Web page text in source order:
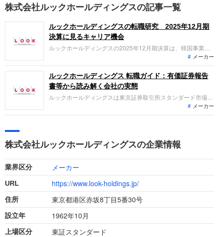
株式会社ルックホールディングスの記事一覧
ルックホールディングスの転職研究 2025年12月期
決算に見るキャリア機会
ルックホールディングスの2025年12月期決算は、韓国事業の
苦戦により減収減益。一方、国内主力ブランドは堅調で、
2026年からは新ブランド「スール」展開やアジアへの販路拡
大を計画しています。「なぜ今、ルックホールディングスなの
か？」、転職者がどの事業でどんな役割を担えるのか、最新実
績から整理します。
メーカー
ルックホールディングス 転職ガイド：有価証券報告
書等から読み解く会社の実態
ルックホールディングスは東京証券取引所スタンダード市場に
上場し、アパレル関連、生産及びOEM、物流事業を展開して
います。主力のアパレル事業ではインポートブランドの販売が
ます。
メーカー
株式会社ルックホールディングスの企業情報
業界区分 メーカー
URL https://www.look-holdings.jp/
住所 東京都港区赤坂8丁目5番30号
設立年 1962年10月
上場区分
東証スタンダード